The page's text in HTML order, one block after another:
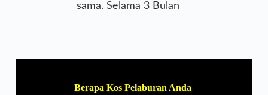
sama. Selama 3 Bulan
Berapa Kos Pelaburan Anda